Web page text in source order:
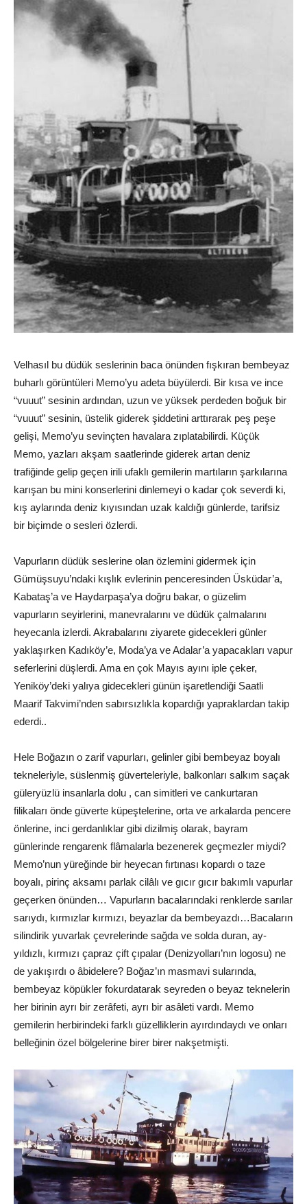
Velhasıl bu düdük seslerinin baca önünden fışkıran bembeyaz
buharlı görüntüleri Memo’yu adeta büyülerdi. Bir kısa ve ince
“vuuut” sesinin ardından, uzun ve yüksek perdeden boğuk bir
“vuuut” sesinin, üstelik giderek şiddetini arttırarak peş peşe
gelişi, Memo’yu sevinçten havalara zıplatabilirdi. Küçük
Memo, yazları akşam saatlerinde giderek artan deniz
trafiğinde gelip geçen irili ufaklı gemilerin martıların şarkılarına
karışan bu mini konserlerini dinlemeyi o kadar çok severdi ki,
kış aylarında deniz kıyısından uzak kaldığı günlerde, tarifsiz
bir biçimde o sesleri özlerdi.
Vapurların düdük seslerine olan özlemini gidermek için
Gümüşsuyu’ndaki kışlık evlerinin penceresinden Üsküdar’a,
Kabataş’a ve Haydarpaşa’ya doğru bakar, o güzelim
vapurların seyirlerini, manevralarını ve düdük çalmalarını
heyecanla izlerdi. Akrabalarını ziyarete gidecekleri günler
yaklaşırken Kadıköy’e, Moda’ya ve Adalar’a yapacakları vapur
seferlerini düşlerdi. Ama en çok Mayıs ayını iple çeker,
Yeniköy’deki yalıya gidecekleri günün işaretlendiği Saatli
Maarif Takvimi’nden sabırsızlıkla kopardığı yapraklardan takip
ederdi..
Hele Boğazın o zarif vapurları, gelinler gibi bembeyaz boyalı
tekneleriyle, süslenmiş güverteleriyle, balkonları salkım saçak
güleryüzlü insanlarla dolu , can simitleri ve cankurtaran
filikaları önde güverte küpeştelerine, orta ve arkalarda pencere
önlerine, inci gerdanlıklar gibi dizilmiş olarak, bayram
günlerinde rengarenk flâmalarla bezenerek geçmezler miydi?
Memo’nun yüreğinde bir heyecan fırtınası kopardı o taze
boyalı, pirinç aksamı parlak cilâlı ve gıcır gıcır bakımlı vapurlar
geçerken önünden… Vapurların bacalarındaki renklerde sarılar
sarıydı, kırmızlar kırmızı, beyazlar da bembeyazdı…Bacaların
silindirik yuvarlak çevrelerinde sağda ve solda duran, ay-
yıldızlı, kırmızı çapraz çift çıpalar (Denizyolları’nın logosu) ne
de yakışırdı o âbidelere? Boğaz’ın masmavi sularında,
bembeyaz köpükler fokurdatarak seyreden o beyaz teknelerin
her birinin ayrı bir zerâfeti, ayrı bir asâleti vardı. Memo
gemilerin herbirindeki farklı güzelliklerin ayırdındaydı ve onları
belleğinin özel bölgelerine birer birer nakşetmişti.